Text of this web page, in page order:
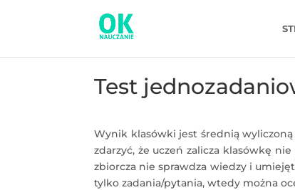
Test
Wynik klasówki jest średnią
zdarzyć, że uczeń zalicza klasówkę
zbiorcza nie sprawdza wiedzy i
tylko zadania/pytania, wtedy można